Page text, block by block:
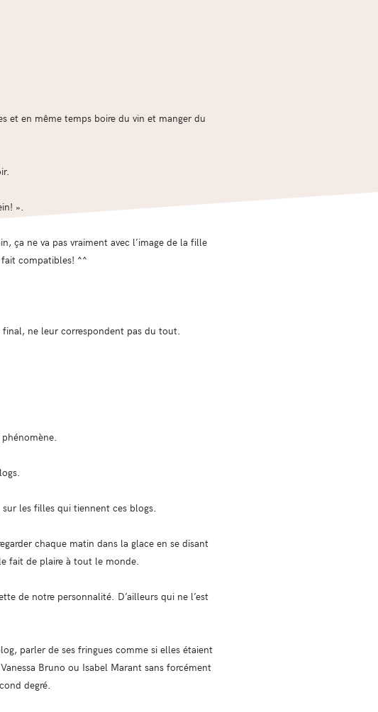
et en même temps boire du vin et manger du
».
ça ne va pas vraiment avec l’image de la fille
compatibles! ^^
final, ne leur correspondent pas du tout.
les filles qui tiennent ces blogs.
chaque matin dans la glace en se disant
fait de plaire à tout le monde.
de notre personnalité. D’ailleurs qui ne l’est
parler de ses fringues comme si elles étaient
Bruno ou Isabel Marant sans forcément
degré.